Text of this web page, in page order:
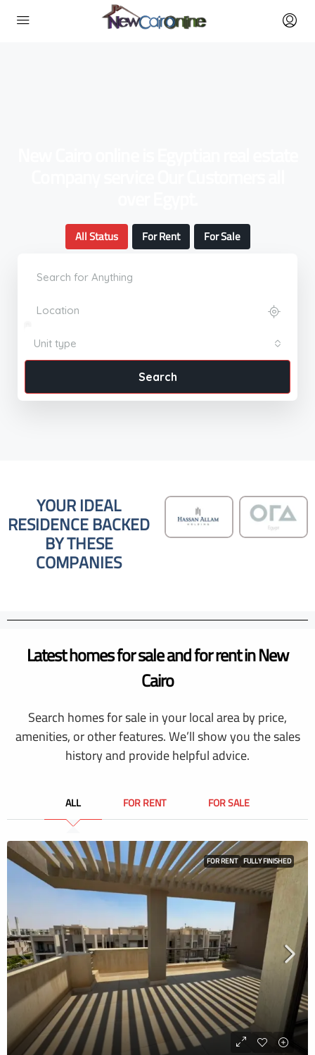
All Status For Rent For Sale
Unit type
Search
YOUR IDEAL
RESIDENCE BACKED
BY THESE
COMPANIES
Latest homes for sale and for rent in New
Cairo
Search homes for sale in your local area by price,
amenities, or other features. We’ll show you the sales
history and provide helpful advice.
ALL FOR RENT FOR SALE
FOR RENT FULLY FINISHED